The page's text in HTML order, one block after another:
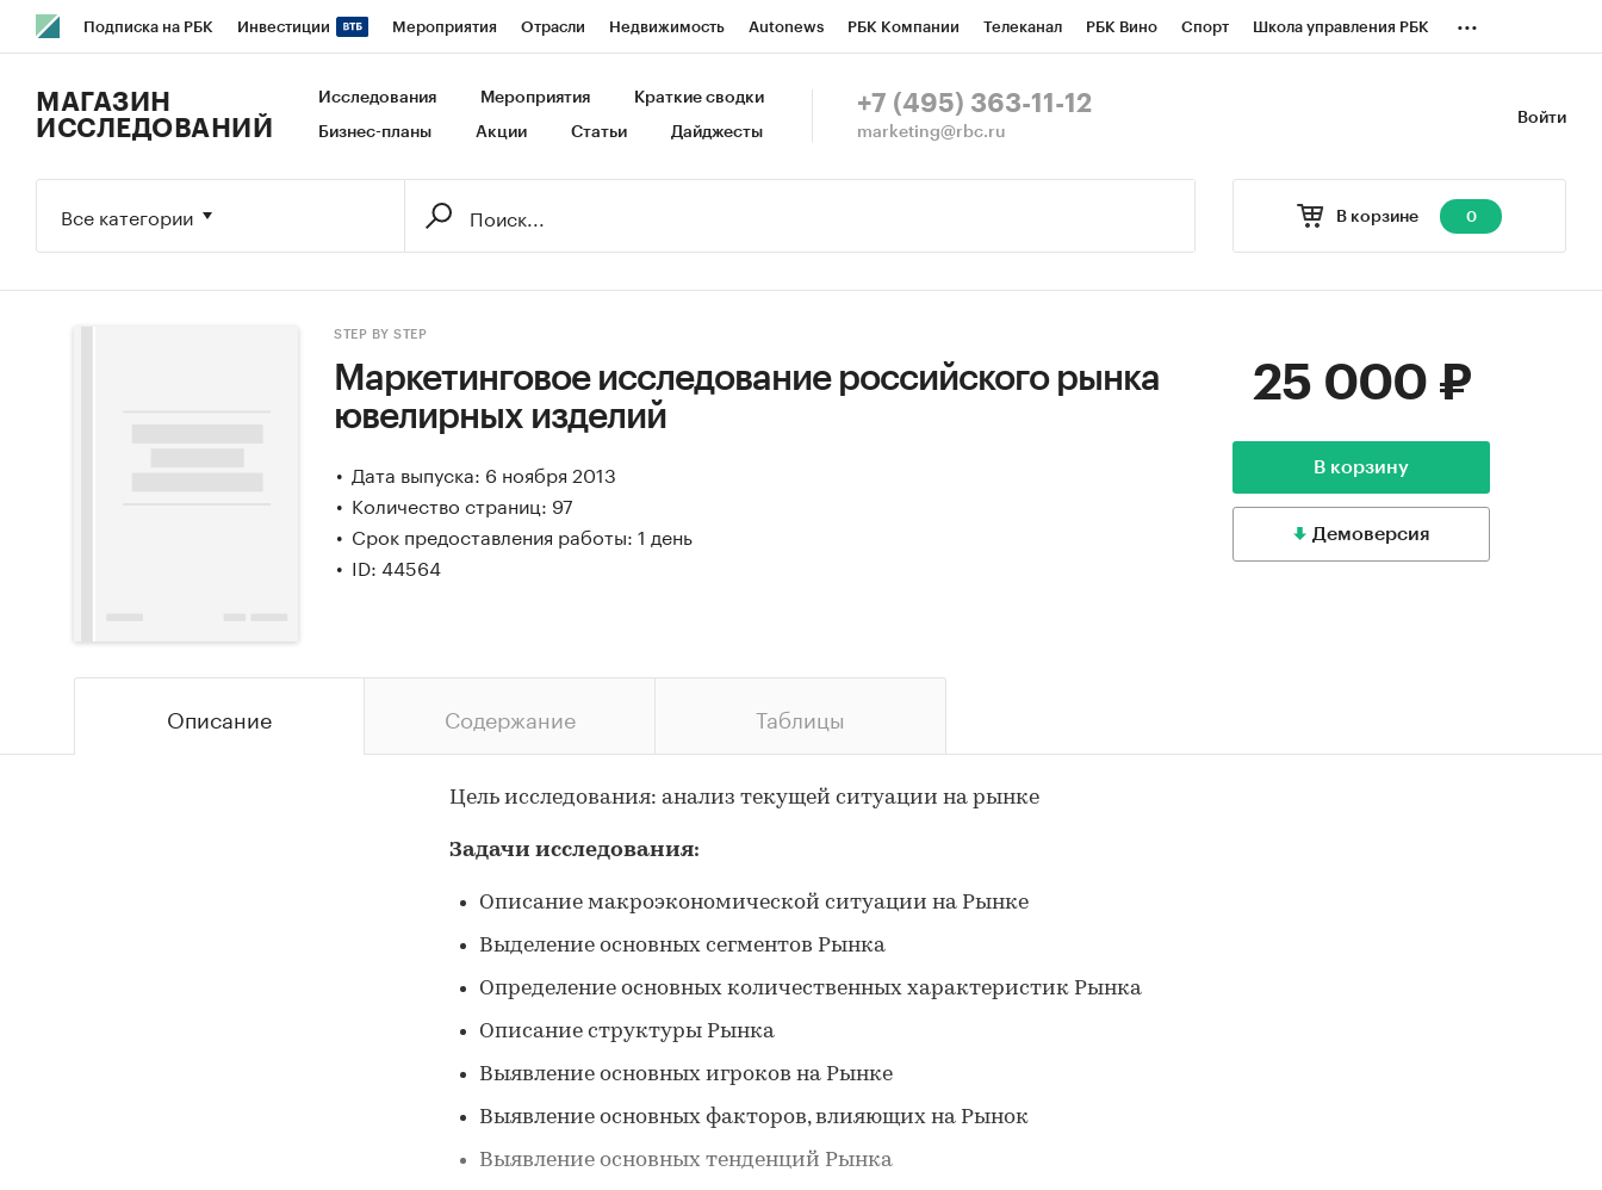
Подписка на РБК Инвестиции Мероприятия Отрасли Недвижимость Autonews РБК Компании Телеканал РБК Вино Спорт Школа управления РБК
Исследования Кредитные рейтинги Франшизы Газета Спецпроекты СПб Конференции СПб Спецпроекты
...
Войти
МАГАЗИН
ИССЛЕДОВАНИЙ
Исследования Мероприятия Краткие сводки
Бизнес-планы Акции Статьи Дайджесты
+7 (495) 363-11-12
marketing@rbc.ru
В корзине 0
Все категории
STEP BY STEP
Маркетинговое исследование российского рынка
ювелирных изделий
Дата выпуска: 6 ноября 2013
Количество страниц: 97
Срок предоставления работы: 1 день
ID: 44564
25 000 ₽
В корзину
Демоверсия
Описание Содержание Таблицы
Цель исследования: анализ текущей ситуации на рынке
Задачи исследования:
Описание макроэкономической ситуации на Рынке
Выделение основных сегментов Рынка
Определение основных количественных характеристик Рынка
Описание структуры Рынка
Выявление основных игроков на Рынке
Выявление основных факторов, влияющих на Рынок
Выявление основных тенденций Рынка